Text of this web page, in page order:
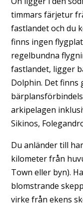
timmars färjetur
fastlandet och du
finns ingen
regelbundna
fastlandet, ligger
Dolphin. Det finns
arkipelagen
Sikinos,
Du anländer till
kilometer från
Town eller byn).
blomstrande
virke från ekens